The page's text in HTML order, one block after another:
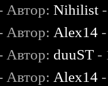
Автор:Nihilist
Автор: Alex14
Автор: duuST -
Автор: Alex14